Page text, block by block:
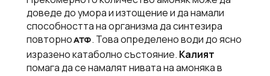
доведе до умора и изтощение и да намали
способността на организма да синтезира
повторноАТФ. Това определено води до ясно
изразено катаболно състояние. Калият
помага да се намалят нивата на амоняка в